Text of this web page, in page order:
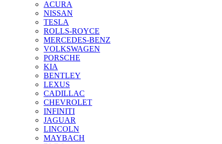
ACURA
NISSAN
TESLA
ROLLS-ROYCE
MERCEDES-BENZ
VOLKSWAGEN
PORSCHE
KIA
BENTLEY
LEXUS
CADILLAC
CHEVROLET
INFINITI
JAGUAR
LINCOLN
MAYBACH